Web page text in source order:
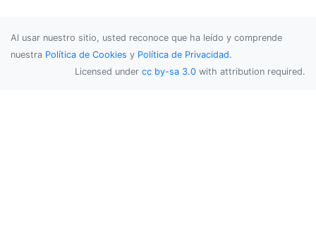
Al usar nuestro sitio, usted reconoce que ha leído y comprende
nuestra Política de Cookies y Política de Privacidad.
Licensed under cc by-sa 3.0 with attribution required.